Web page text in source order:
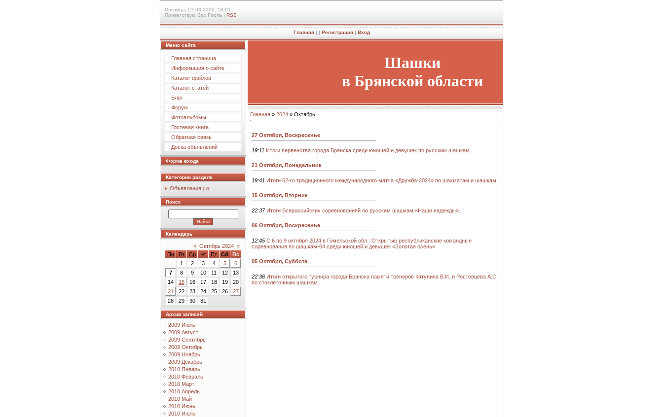
Пятница, 07.08.2026, 18:01
Приветствую Вас Гость | RSS
Главная| | Регистрация| Вход
Меню сайта
Главная страница
Информация о сайте
Каталог файлов
Каталог статей
Блог
Форум
Фотоальбомы
Гостевая книга
Обратная связь
Доска объявлений
Форма входа
Категории раздела
Объявления [59]
Поиск
Календарь
« Октябрь 2024 »
Пн
Вт Ср Чт Пт Сб
Вс
1
2 3 4 5
6
7
8 9 10 11 12
13
14
15 16 17 18 19
20
21
22 23 24 25 26
27
28
29 30 31
Архив записей
2009 Июль
2009 Август
2009 Сентябрь
2009 Октябрь
2009 Ноябрь
2009 Декабрь
2010 Январь
2010 Февраль
2010 Март
2010 Апрель
2010 Май
2010 Июнь
2010 Июль
Шашки
в Брянской области
Главная » 2024 » Октябрь
27 Октября, Воскресенье
19:11 Итоги первенства города Брянска среди юношей и девушек по русским шашкам.
21 Октября, Понедельник
19:41 Итоги 62-го традиционного международного матча «Дружба-2024» по шахматам и шашкам.
15 Октября, Вторник
22:37 Итоги Всероссийских соревнованияй по русским шашкам «Наши надежды».
06 Октября, Воскресенье
12:45 С 6 по 9 октября 2024 в Гомельской обл.: Открытые республиканские командные
соревнования по шашкам-64 среди юношей и девушек «Золотая осень»
05 Октября, Суббота
22:36 Итоги открытого турнира города Брянска памяти тренеров Катунина В.И. и Ростовцева А.С.
по стоклеточным шашкам.